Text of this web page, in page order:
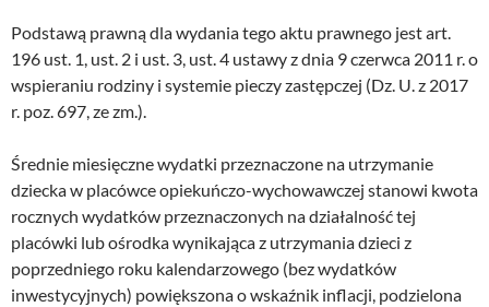
Podstawą prawną dla wydania tego aktu prawnego jest art.
196 ust. 1, ust. 2 i ust. 3, ust. 4 ustawy z dnia 9 czerwca 2011 r. o
wspieraniu rodziny i systemie pieczy zastępczej (Dz. U. z 2017
r. poz. 697, ze zm.).
Średnie miesięczne wydatki przeznaczone na utrzymanie
dziecka w placówce opiekuńczo-wychowawczej stanowi kwota
rocznych wydatków przeznaczonych na działalność tej
placówki lub ośrodka wynikająca z utrzymania dzieci z
poprzedniego roku kalendarzowego (bez wydatków
inwestycyjnych) powiększona o wskaźnik inflacji, podzielona